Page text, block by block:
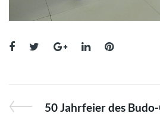
50 Jahrfeier des